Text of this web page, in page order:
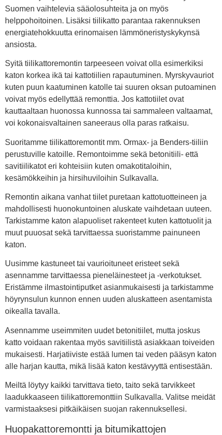
Suomen vaihtelevia sääolosuhteita ja on myös
helppohoitoinen. Lisäksi tiilikatto parantaa rakennuksen
energiatehokkuutta erinomaisen lämmöneristyskykynsä
ansiosta.
Syitä tiilikattoremontin tarpeeseen voivat olla esimerkiksi
katon korkea ikä tai kattotiilien rapautuminen. Myrskyvauriot
kuten puun kaatuminen katolle tai suuren oksan putoaminen
voivat myös edellyttää remonttia. Jos kattotiilet ovat
kauttaaltaan huonossa kunnossa tai sammaleen valtaamat,
voi kokonaisvaltainen saneeraus olla paras ratkaisu.
Suoritamme tiilikattoremontit mm. Ormax- ja Benders-tiiliin
perustuville katoille. Remontoimme sekä betonitiili- että
savitiilikatot eri kohteisiin kuten omakotitaloihin,
kesämökkeihin ja hirsihuviloihin Sulkavalla.
Remontin aikana vanhat tiilet puretaan kattotuotteineen ja
mahdollisesti huonokuntoinen aluskate vaihdetaan uuteen.
Tarkistamme katon alapuoliset rakenteet kuten kattotuolit ja
muut puuosat sekä tarvittaessa suoristamme painuneen
katon.
Uusimme kastuneet tai vaurioituneet eristeet sekä
asennamme tarvittaessa pieneläinesteet ja -verkotukset.
Eristämme ilmastointiputket asianmukaisesti ja tarkistamme
höyrynsulun kunnon ennen uuden aluskatteen asentamista
oikealla tavalla.
Asennamme useimmiten uudet betonitiilet, mutta joskus
katto voidaan rakentaa myös savitiilistä asiakkaan toiveiden
mukaisesti. Harjatiiviste estää lumen tai veden pääsyn katon
alle harjan kautta, mikä lisää katon kestävyyttä entisestään.
Meiltä löytyy kaikki tarvittava tieto, taito sekä tarvikkeet
laadukkaaseen tiilikattoremonttiin Sulkavalla. Valitse meidät
varmistaaksesi pitkäikäisen suojan rakennuksellesi.
Huopakattoremontti ja bitumikattojen